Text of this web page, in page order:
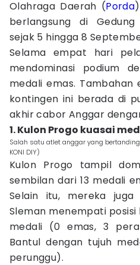
Olahraga Daerah (Porda
berlangsung di Gedung
sejak 5 hingga 8
Selama empat hari
mendominasi podium
medali emas.
kontingen ini berada di
akhir cabor Anggar
1. Kulon Progo kuasai
Salah satu atlet anggar yang
KONI DIY)
Kulon Progo tampil
sembilan dari 13 medali
Selain itu, mereka
Sleman menempati
medali (0 emas, 3
Bantul dengan tujuh
perunggu).